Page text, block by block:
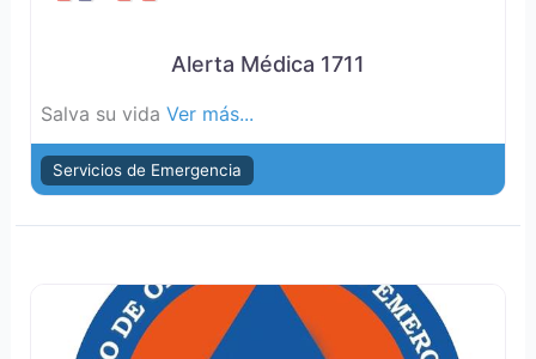
Alerta Médica 1711
Salva su vida Ver más...
Servicios de Emergencia